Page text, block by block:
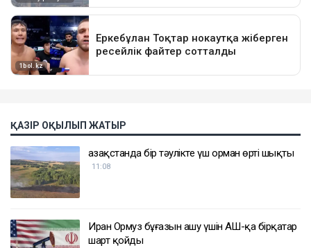
ҚАЗІР ОҚЫЛЫП ЖАТЫР
Қазақстанда бір тәулікте үш орман өрті шықты
11:08
Иран Ормуз бұғазын ашу үшін АҚШ-қа бірқатар
шарт қойды